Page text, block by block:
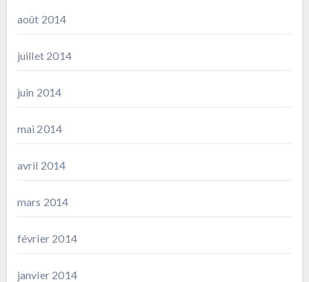
août 2014
juillet 2014
juin 2014
mai 2014
avril 2014
mars 2014
février 2014
janvier 2014